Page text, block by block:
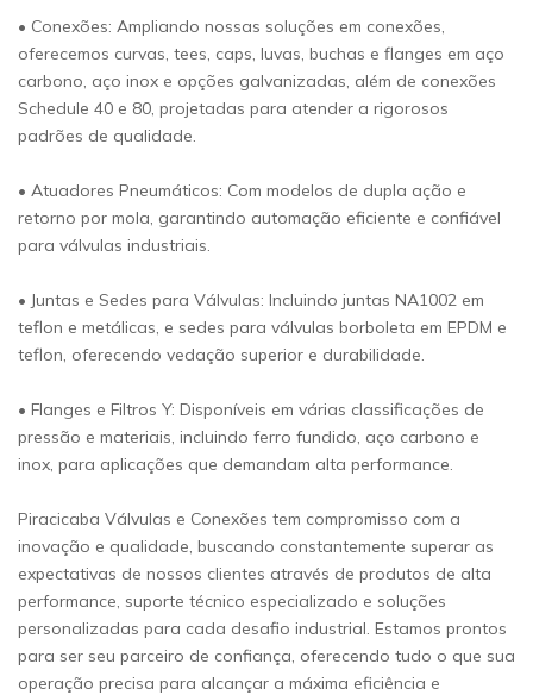
• Conexões: Ampliando nossas soluções em conexões,
oferecemos curvas, tees, caps, luvas, buchas e flanges em aço
carbono, aço inox e opções galvanizadas, além de conexões
Schedule 40 e 80, projetadas para atender a rigorosos
padrões de qualidade.
• Atuadores Pneumáticos: Com modelos de dupla ação e
retorno por mola, garantindo automação eficiente e confiável
para válvulas industriais.
• Juntas e Sedes para Válvulas: Incluindo juntas NA1002 em
teflon e metálicas, e sedes para válvulas borboleta em EPDM e
teflon, oferecendo vedação superior e durabilidade.
• Flanges e Filtros Y: Disponíveis em várias classificações de
pressão e materiais, incluindo ferro fundido, aço carbono e
inox, para aplicações que demandam alta performance.
Piracicaba Válvulas e Conexões tem compromisso com a
inovação e qualidade, buscando constantemente superar as
expectativas de nossos clientes através de produtos de alta
performance, suporte técnico especializado e soluções
personalizadas para cada desafio industrial. Estamos prontos
para ser seu parceiro de confiança, oferecendo tudo o que sua
operação precisa para alcançar a máxima eficiência e